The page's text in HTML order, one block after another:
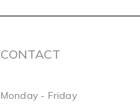
CONTACT
Monday - Friday